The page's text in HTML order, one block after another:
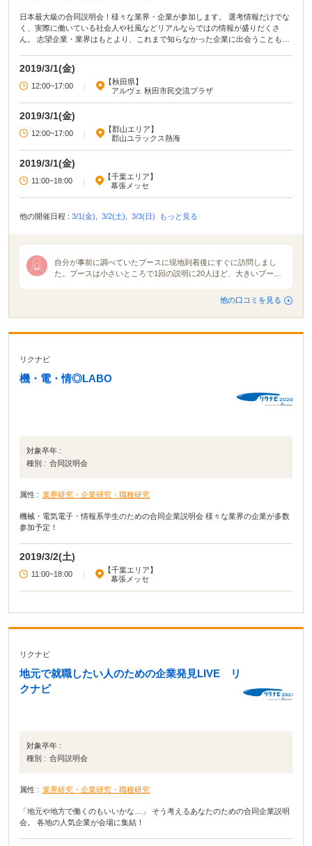
日本最大級の合同説明会！様々な業界・企業が参加します。 選考情報だけでな
く、実際に働いている社会人や社風などリアルならではの情報が盛りだくさ
ん。 志望企業・業界はもとより、これまで知らなかった企業に出会うことも！
2019/3/1(金)
12:00~17:00 |
【秋田県】
アルヴェ 秋田市民交流プラザ
2019/3/1(金)
12:00~17:00 |
【郡山エリア】
郡山ユラックス熱海
2019/3/1(金)
11:00~18:00 |
【千葉エリア】
幕張メッセ
他の開催日程 : 3/1(金), 3/2(土), 3/3(日) もっと見る
自分が事前に調べていたブースに現地到着後にすぐに訪問しまし
た。ブースは小さいところで1回の説明に20人ほど、大きいブース
りますが30分前後だった気がします。なかなか難しいかもしれませ
んが人事の方と直接話せるのがよかったです。各社ごとにパワーポ
イントを用いて説明してくださるので自分が必要だと思ったことを
ではさみながらブースを回りました。
他の口コミを見る
リクナビ
機・電・情◎LABO
対象卒年 :
種別 : 合同説明会
属性 : 業界研究・企業研究・職種研究
機械・電気電子・情報系学生のための合同企業説明会 様々な業界の企業が多数
参加予定！
2019/3/2(土)
11:00~18:00 |
【千葉エリア】
幕張メッセ
リクナビ
地元で就職したい人のための企業発見LIVE リ
クナビ
対象卒年 :
種別 : 合同説明会
属性 : 業界研究・企業研究・職種研究
「地元や地方で働くのもいいかな…」 そう考えるあなたのための合同企業説明
会。 各地の人気企業が会場に集結！